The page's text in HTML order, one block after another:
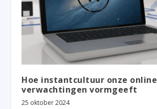
Hoe instantcultuur onze online
verwachtingen vormgeeft
25 oktober 2024